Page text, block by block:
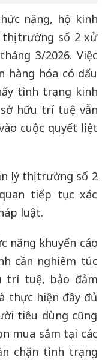
năng, hộ kinh
trường số 2 xử
3/2026. Việc
hàng hóa có dấu
tình trạng kinh
hữu trí tuệ vẫn
cuộc quyết liệt
lý thị trường số 2
tiếp tục xác
luật.
năng khuyến cáo
cần nghiêm túc
trí tuệ, bảo đảm
thực hiện đầy đủ
tiêu dùng cũng
mua sắm tại các
chặn tình trạng